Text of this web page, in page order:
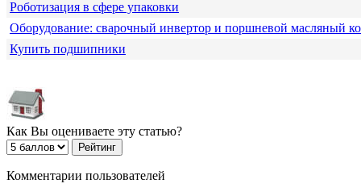
Роботизация в сфере упаковки
Оборудование: сварочный инвертор и поршневой масляный
Купить подшипники
Как Вы оцениваете эту статью?
Комментарии пользователей